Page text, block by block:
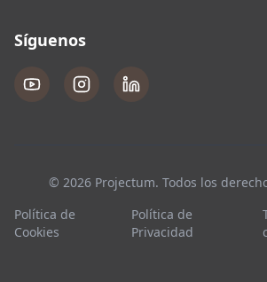
Síguenos
© 2026 Projectum. Todos los
Política de
Cookies
Política de
Privacidad